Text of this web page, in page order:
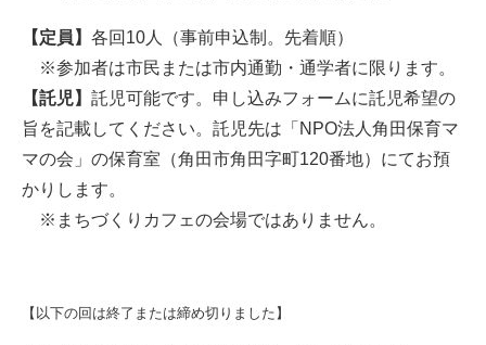
【定員】 各回10人（事前申込制。先着順）
※参加者は市民または市内通勤・通学者に限ります。​
【託児】 託児可能です。申し込みフォームに託児希望の
旨を記載してください。託児先は「NPO法人角田保育マ
マの会」の保育室（角田市角田字町120番地）にてお預
かりします。
※まちづくりカフェの会場ではありません。
【以下の回は終了または締め切りました】